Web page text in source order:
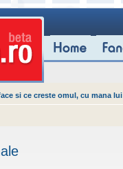
si ce creste omul, cu mana lui